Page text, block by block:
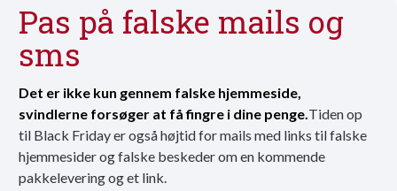
Pas på falske mails og
sms
Det er ikke kun gennem falske hjemmeside,
svindlerne forsøger at få fingre i dine penge.Tiden op
til Black Friday er også højtid for mails med links til falske
hjemmesider og falske beskeder om en kommende
pakkelevering og et link.